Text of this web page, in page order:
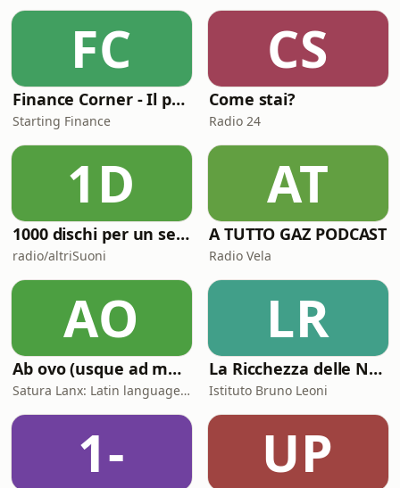
FC
Finance Corner - Il podcast di Starting Finance
Starting Finance
CS
Come stai?
Radio 24
1D
1000 dischi per un secolo
radio/altriSuoni
AT
A TUTTO GAZ PODCAST
Radio Vela
AO
Ab ovo (usque ad mala)
Satura Lanx: Latin language and literature for beginners.
LR
La Ricchezza delle Nazioni
Istituto Bruno Leoni
1- UP